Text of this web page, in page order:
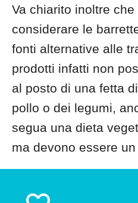
Va chiarito inoltre
considerare le
fonti alternative alle
prodotti infatti non
al posto di una fetta
pollo o dei legumi,
segua una dieta
ma devono essere